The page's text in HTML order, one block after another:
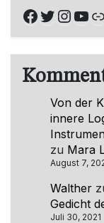
Facebook
Twitter
Von der
innere
zu Mara
August 7,
Walther
Gedicht
Juli 30, 2021